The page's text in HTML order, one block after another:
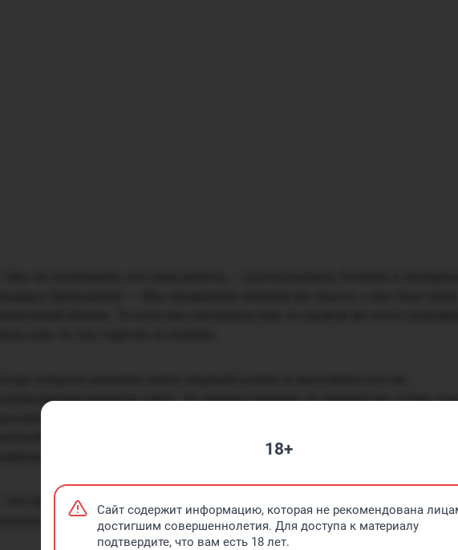
специализированном сайте. За первые недели он залетел на сотни
просмотров, а все следующие видео и того больше. В 2021 году Luxury
— Это был классный опыт, я ушла на пике своей популярности во
сказала Марченко.
18+
Сайт содержит информацию, которая не рекомендована
достигшим совершеннолетия. Для доступа к материалу
подтвердите, что вам есть 18 лет.